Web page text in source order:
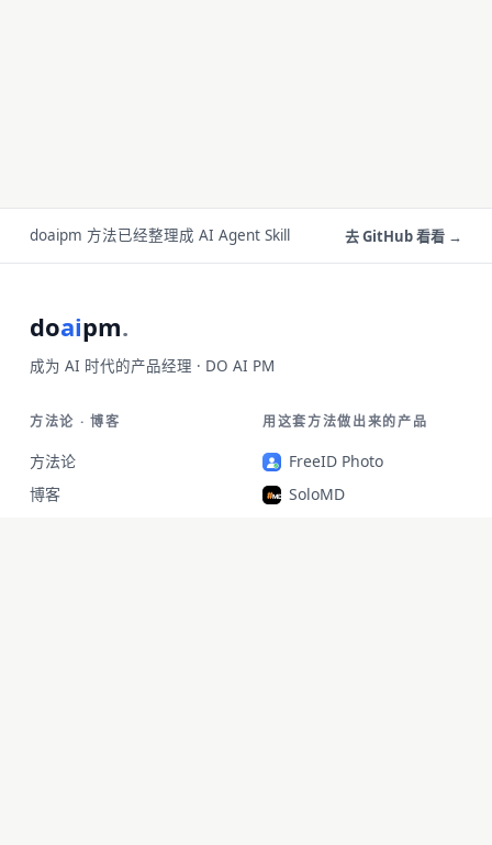
doaipm 方法已经整理成 AI Agent Skill 去 GitHub 看看 →
doaipm.
成为 AI 时代的产品经理 · DO AI PM
方法论 · 博客
方法论
博客
用这套方法做出来的产品
FreeID Photo
SoloMD